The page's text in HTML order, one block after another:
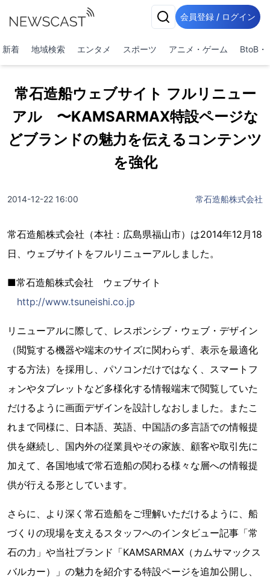
会員登録 / ログイン
新着 地域検索 エンタメ スポーツ アニメ・ゲーム BtoB・
常石造船ウェブサイト フルリニュー
アル 〜KAMSARMAX特設ページな
どブランドの魅力を伝えるコンテンツ
を強化
2014-12-22 16:00 常石造船株式会社
常石造船株式会社（本社：広島県福山市）は2014年12月18
日、ウェブサイトをフルリニューアルしました。
■常石造船株式会社 ウェブサイト
http://www.tsuneishi.co.jp
リニューアルに際して、レスポンシブ・ウェブ・デザイン
（閲覧する機器や端末のサイズに関わらず、表示を最適化
する方法）を採用し、パソコンだけではなく、スマートフ
ォンやタブレットなど多様化する情報端末で閲覧していた
だけるように画面デザインを設計しなおしました。またこ
れまで同様に、日本語、英語、中国語の多言語での情報提
供を継続し、国内外の従業員やその家族、顧客や取引先に
加えて、各国地域で常石造船の関わる様々な層への情報提
供が行える形としています。
さらに、より深く常石造船をご理解いただけるように、船
づくりの現場を支えるスタッフへのインタビュー記事「常
石の力」や当社ブランド「KAMSARMAX（カムサマックス
バルカー）」の魅力を紹介する特設ページを追加公開し、